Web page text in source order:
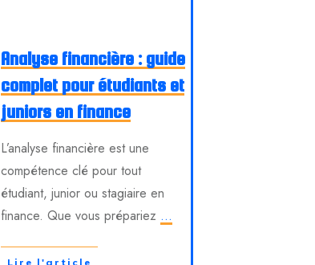
Analyse financière : guide
complet pour étudiants et
juniors en finance
L’analyse financière est une
compétence clé pour tout
étudiant, junior ou stagiaire en
finance. Que vous prépariez ...
Lire l'article